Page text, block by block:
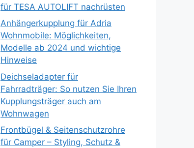
für TESA AUTOLIFT nachrüsten
Anhängerkupplung für Adria
Wohnmobile: Möglichkeiten,
Modelle ab 2024 und wichtige
Hinweise
Deichseladapter für
Fahrradträger: So nutzen Sie Ihren
Kupplungsträger auch am
Wohnwagen
Frontbügel & Seitenschutzrohre
für Camper – Styling, Schutz &